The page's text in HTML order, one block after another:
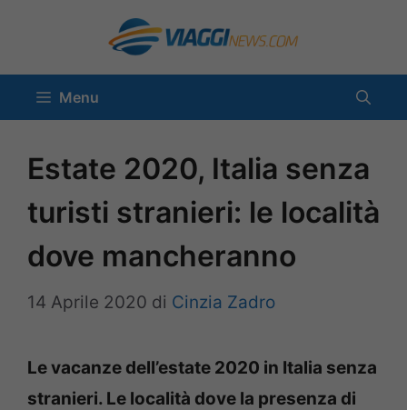
contenuto
Menu
Estate 2020, Italia senza
turisti stranieri: le località
dove mancheranno
14 Aprile 2020 di Cinzia Zadro
Le vacanze dell’estate 2020 in Italia senza
stranieri. Le località dove la presenza di